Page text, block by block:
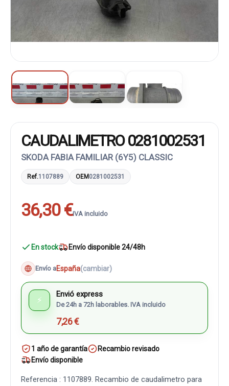
CAUDALIMETRO 0281002531
SKODA FABIA FAMILIAR (6Y5) CLASSIC
Ref.1107889 OEM0281002531
36,30 €IVA incluido
En stock Envío disponible 24/48h
Envío aEspaña(cambiar)
⚡
Envió express
De 24h a 72h laborables. IVA incluido
7,26 €
1 año de garantía
Recambio revisado
Envío disponible
Referencia : 1107889. Recambio de caudalimetro para